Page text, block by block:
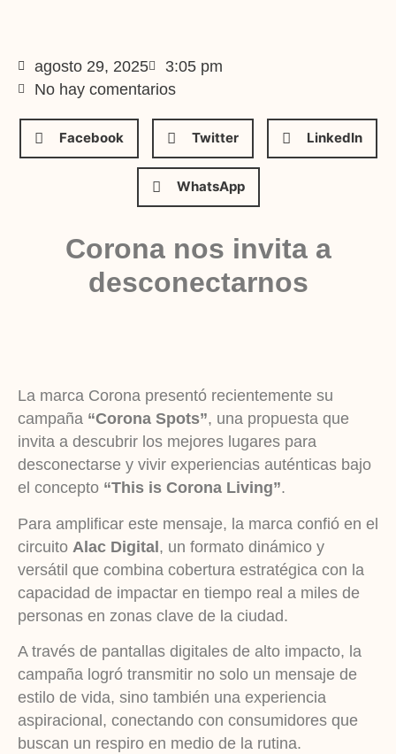
agosto 29, 2025
3:05 pm
No hay comentarios
Facebook Twitter LinkedIn
WhatsApp
Corona nos invita a
desconectarnos
La marca Corona presentó recientemente su
campaña “Corona Spots”, una propuesta que
invita a descubrir los mejores lugares para
desconectarse y vivir experiencias auténticas bajo
el concepto “This is Corona Living”.
Para amplificar este mensaje, la marca confió en el
circuito Alac Digital, un formato dinámico y
versátil que combina cobertura estratégica con la
capacidad de impactar en tiempo real a miles de
personas en zonas clave de la ciudad.
A través de pantallas digitales de alto impacto, la
campaña logró transmitir no solo un mensaje de
estilo de vida, sino también una experiencia
aspiracional, conectando con consumidores que
buscan un respiro en medio de la rutina.